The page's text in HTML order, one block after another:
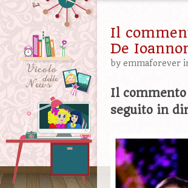
Il
De
by emmaforever
Il
seguito in